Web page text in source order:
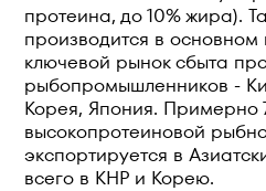
протеина, до 10% жира).
производится в
ключевой рынок сбыта
рыбопромышленников -
Корея, Япония. Примерно
высокопротеиновой
экспортируется в
всего в КНР и Корею.